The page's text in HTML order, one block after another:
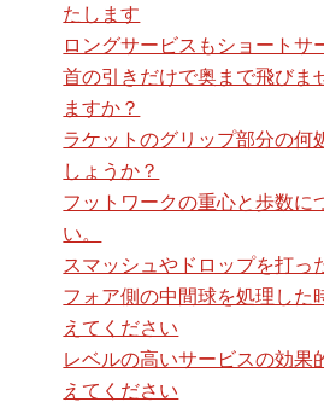
たします
ロングサービスもショートサ
首の引きだけで奥まで飛びま
ますか？
ラケットのグリップ部分の何
しょうか？
フットワークの重心と歩数に
い。
スマッシュやドロップを打っ
フォア側の中間球を処理した
えてください
レベルの高いサービスの効果
えてください